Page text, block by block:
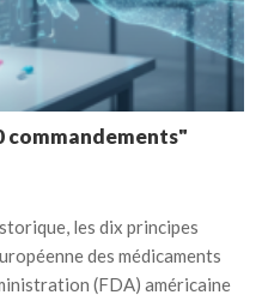
commandements"
les dix principes
des médicaments
(FDA) américaine